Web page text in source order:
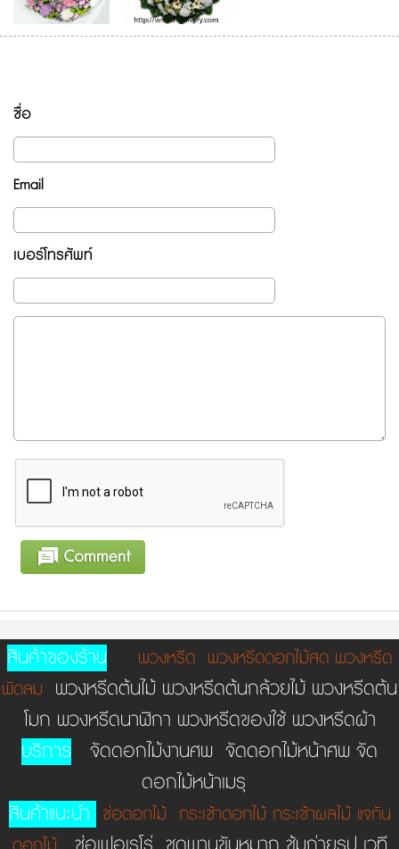
ชื่อ
Email
เบอร์โทรศัพท์
สินค้าของร้าน พวงหรีด พวงหรีดดอกไม้สด พวงหรีด
พัดลม พวงหรีดต้นไม้ พวงหรีดต้นกล้วยไม้ พวงหรีดต้น
โมก พวงหรีดนาฬิกา พวงหรีดของใช้ พวงหรีดผ้า
บริการ จัดดอกไม้งานศพ จัดดอกไม้หน้าศพ จัด
ดอกไม้หน้าเมรุ
สินค้าแนะนำ ช่อดอกไม้ กระเช้าดอกไม้ กระเช้าผลไม้ แจกัน